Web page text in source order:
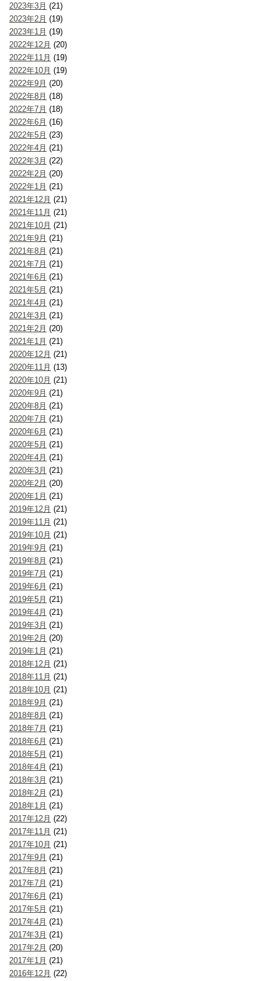
2023年3月 (21)
2023年2月 (19)
2023年1月 (19)
2022年12月 (20)
2022年11月 (19)
2022年10月 (19)
2022年9月 (20)
2022年8月 (18)
2022年7月 (18)
2022年6月 (16)
2022年5月 (23)
2022年4月 (21)
2022年3月 (22)
2022年2月 (20)
2022年1月 (21)
2021年12月 (21)
2021年11月 (21)
2021年10月 (21)
2021年9月 (21)
2021年8月 (21)
2021年7月 (21)
2021年6月 (21)
2021年5月 (21)
2021年4月 (21)
2021年3月 (21)
2021年2月 (20)
2021年1月 (21)
2020年12月 (21)
2020年11月 (13)
2020年10月 (21)
2020年9月 (21)
2020年8月 (21)
2020年7月 (21)
2020年6月 (21)
2020年5月 (21)
2020年4月 (21)
2020年3月 (21)
2020年2月 (20)
2020年1月 (21)
2019年12月 (21)
2019年11月 (21)
2019年10月 (21)
2019年9月 (21)
2019年8月 (21)
2019年7月 (21)
2019年6月 (21)
2019年5月 (21)
2019年4月 (21)
2019年3月 (21)
2019年2月 (20)
2019年1月 (21)
2018年12月 (21)
2018年11月 (21)
2018年10月 (21)
2018年9月 (21)
2018年8月 (21)
2018年7月 (21)
2018年6月 (21)
2018年5月 (21)
2018年4月 (21)
2018年3月 (21)
2018年2月 (21)
2018年1月 (21)
2017年12月 (22)
2017年11月 (21)
2017年10月 (21)
2017年9月 (21)
2017年8月 (21)
2017年7月 (21)
2017年6月 (21)
2017年5月 (21)
2017年4月 (21)
2017年3月 (21)
2017年2月 (20)
2017年1月 (21)
2016年12月 (22)